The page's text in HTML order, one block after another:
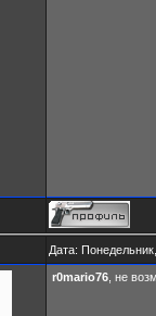
Дата:
r0mario76 , не